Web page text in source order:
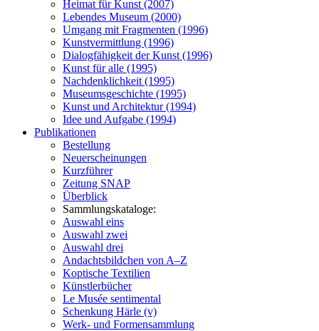
Heimat für Kunst (2007)
Lebendes Museum (2000)
Umgang mit Fragmenten (1996)
Kunstvermittlung (1996)
Dialogfähigkeit der Kunst (1996)
Kunst für alle (1995)
Nachdenklichkeit (1995)
Museumsgeschichte (1995)
Kunst und Architektur (1994)
Idee und Aufgabe (1994)
Publikationen
Bestellung
Neuerscheinungen
Kurzführer
Zeitung SNAP
Überblick
Sammlungskataloge:
Auswahl eins
Auswahl zwei
Auswahl drei
Andachtsbildchen von A–Z
Koptische Textilien
Künstlerbücher
Le Musée sentimental
Schenkung Härle (v)
Werk- und Formensammlung